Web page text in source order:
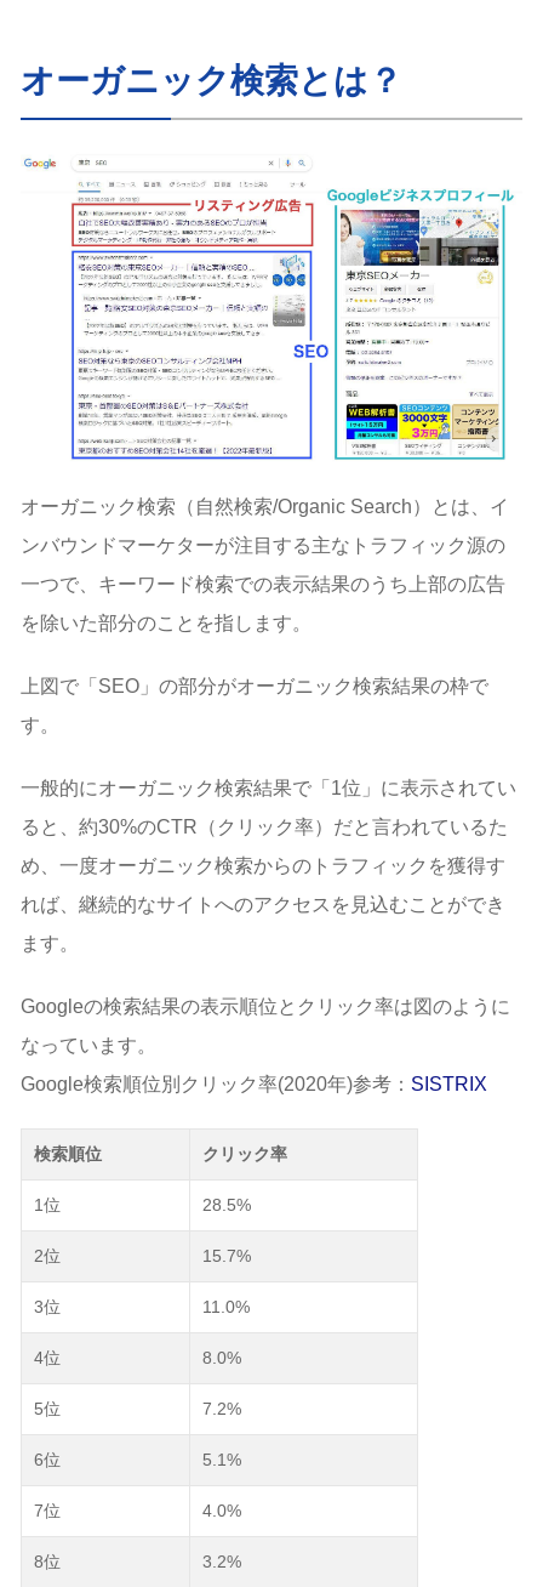
コンテンツSEO
策
オーガニック検索からの流入が分析できるツール
GoogleAnalytics
Google サーチコンソール
まとめ
オーガニック検索とは？
オーガニック検索（自然検索/Organic Search）とは、イ
ンバウンドマーケターが注目する主なトラフィック源の
一つで、キーワード検索での表示結果のうち上部の広告
を除いた部分のことを指します。
上図で「SEO」の部分がオーガニック検索結果の枠で
す。
一般的にオーガニック検索結果で「1位」に表示されてい
ると、約30%のCTR（クリック率）だと言われているた
め、一度オーガニック検索からのトラフィックを獲得す
れば、継続的なサイトへのアクセスを見込むことができ
ます。
Googleの検索結果の表示順位とクリック率は図のように
なっています。
Google検索順位別クリック率(2020年)参考： SISTRIX
検索順位 クリック率
1位 28.5%
2位 15.7%
3位 11.0%
4位 8.0%
5位 7.2%
6位 5.1%
7位 4.0%
8位 3.2%